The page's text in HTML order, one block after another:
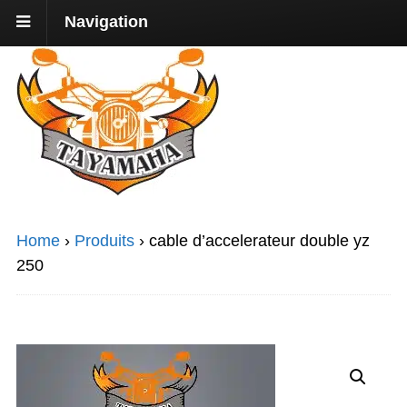
Navigation
Home › Produits › cable d’accelerateur double yz
250